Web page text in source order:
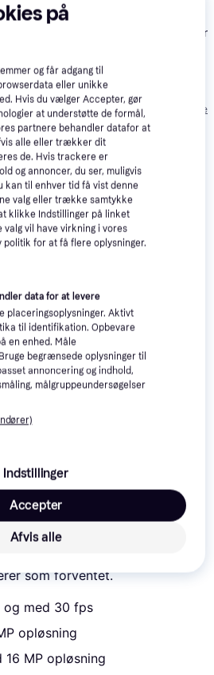
24 256GB 12GB
RAM
2.525 kr.
Eller 3 betalinger af
842 kr.
UleFone
2.132 kr.
Eller 3 betalinger
Armor 21 256GB
dig, som vil have den
Modellen byder på både to
til 64 MP og en kraftfuld octa
6,6 tommer LCD-skærm og
som forventet.
og med 30 fps
opløsning
16 MP opløsning
på
og får adgang til
eller unikke
Hvis du vælger Accepter, gør
at understøtte de formål,
partnere behandler datafor at
alle eller trækker dit
de. Hvis trackere er
og annoncer, du ser, muligvis
kan til enhver tid få vist denne
valg eller trække samtykke
klikke Indstillinger på linket
valg vil have virkning i vores
politik for at få flere oplysninger.
data for at levere
placeringsoplysninger. Aktivt
til identifikation. Opbevare
en enhed. Måle
begrænsede oplysninger til
annoncering og indhold,
målgruppeundersøgelser
Indstillinger
Afvis alle
Accepter